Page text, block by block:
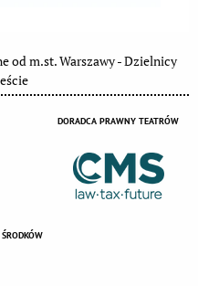
od m.st. Warszawy - Dzielnicy
DORADCA PRAWNY TEATRÓW